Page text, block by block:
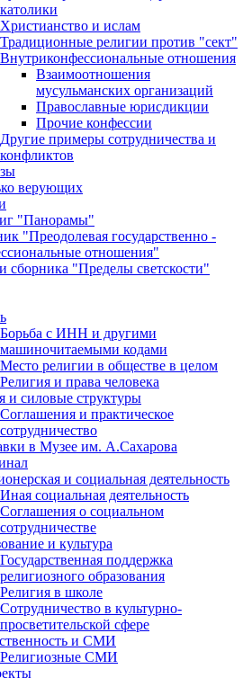
католики
Христианство и ислам
Традиционные религии против "сект"
Внутриконфессиональные отношения
Взаимоотношения
мусульманских организаций
Православные юрисдикции
Прочие конфессии
Другие примеры сотрудничества и
конфликтов
верующих
"Панорамы"
"Преодолевая государственно -
отношения"
сборника "Пределы светскости"
Борьба с ИНН и другими
машиночитаемыми кодами
Место религии в обществе в целом
Религия и права человека
и силовые структуры
Соглашения и практическое
сотрудничество
в Музее им. А.Сахарова
и социальная деятельность
Иная социальная деятельность
Соглашения о социальном
сотрудничестве
и культура
Государственная поддержка
религиозного образования
Религия в школе
Сотрудничество в культурно-
просветительской сфере
и СМИ
Религиозные СМИ